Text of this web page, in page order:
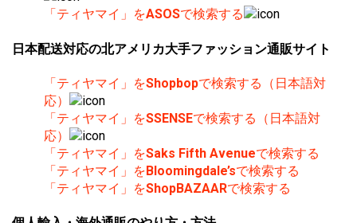
「ティヤマイ」をASOSで検索する
日本配送対応の北アメリカ大手ファッション通販サイト
「ティヤマイ」をShopbopで検索する（日本語対
応）
「ティヤマイ」をSSENSEで検索する（日本語対
応）
「ティヤマイ」をSaks Fifth Avenueで検索する
「ティヤマイ」をBloomingdale’sで検索する
「ティヤマイ」をShopBAZAARで検索する